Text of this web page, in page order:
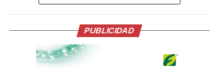
condición de su Gobierno para avanzar en el
restablecimiento de las relaciones diplomáticas.
La relación entre ambos países comenzó a deteriorarse
PUBLICIDAD